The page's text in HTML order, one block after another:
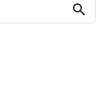
search